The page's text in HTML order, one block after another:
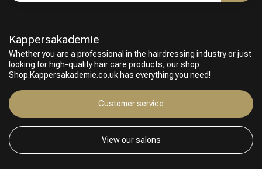
Hairdresser's Choice
Kappersakademie
Whether you are a professional in the hairdressing industry or just
looking for high-quality hair care products, our shop
Shop.Kappersakademie.co.uk has everything you need!
Customer service
View our salons